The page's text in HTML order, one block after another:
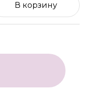
В корзину